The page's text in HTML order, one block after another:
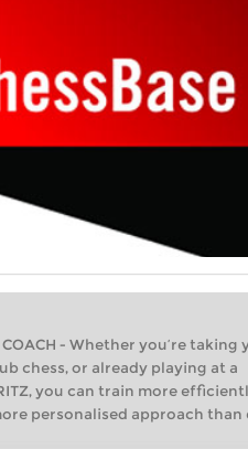
COACH - Whether you’re
chess, or already playing at a
you can train more
personalised approach than